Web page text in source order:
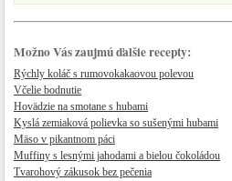
Možno Vás zaujmú ďalšie recepty:
Rýchly koláč s rumovokakaovou polevou
Včelie bodnutie
Hovädzie na smotane s hubami
Kyslá zemiaková polievka so sušenými hubami
Mäso v pikantnom páci
Muffiny s lesnými jahodami a bielou čokoládou
Tvarohový zákusok bez pečenia